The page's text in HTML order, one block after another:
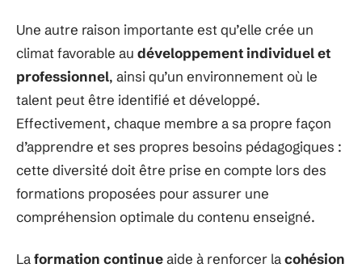
Une autre raison importante est qu’elle crée un
climat favorable au développement individuel et
professionnel, ainsi qu’un environnement où le
talent peut être identifié et développé.
Effectivement, chaque membre a sa propre façon
d’apprendre et ses propres besoins pédagogiques :
cette diversité doit être prise en compte lors des
formations proposées pour assurer une
compréhension optimale du contenu enseigné.
Laformation continueaide à renforcer lacohésion